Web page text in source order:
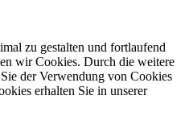
zu gestalten und fortlaufend
wir Cookies. Durch die weitere
der Verwendung von Cookies
erhalten Sie in unserer